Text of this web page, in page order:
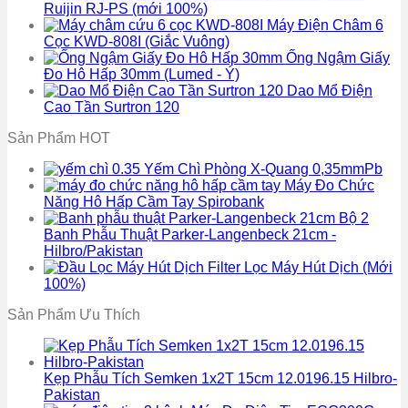
Ruijin RJ-PS (mới 100%)
Máy Điện Châm 6
Cọc KWD-808I (Giắc Vuông)
Ống Ngậm Giấy
Đo Hô Hấp 30mm (Lumed - Ý)
Dao Mổ Điện
Cao Tần Surtron 120
Sản Phẩm HOT
Yếm Chì Phòng X-Quang 0,35mmPb
Máy Đo Chức
Năng Hô Hấp Cầm Tay Spirobank
Bộ 2
Banh Phẫu Thuật Parker-Langenbeck 21cm -
Hilbro/Pakistan
Filter Lọc Máy Hút Dịch (Mới
100%)
Sản Phẩm Ưu Thích
Kẹp Phẫu Tích Semken 1x2T 15cm 12.0196.15 Hilbro-
Pakistan